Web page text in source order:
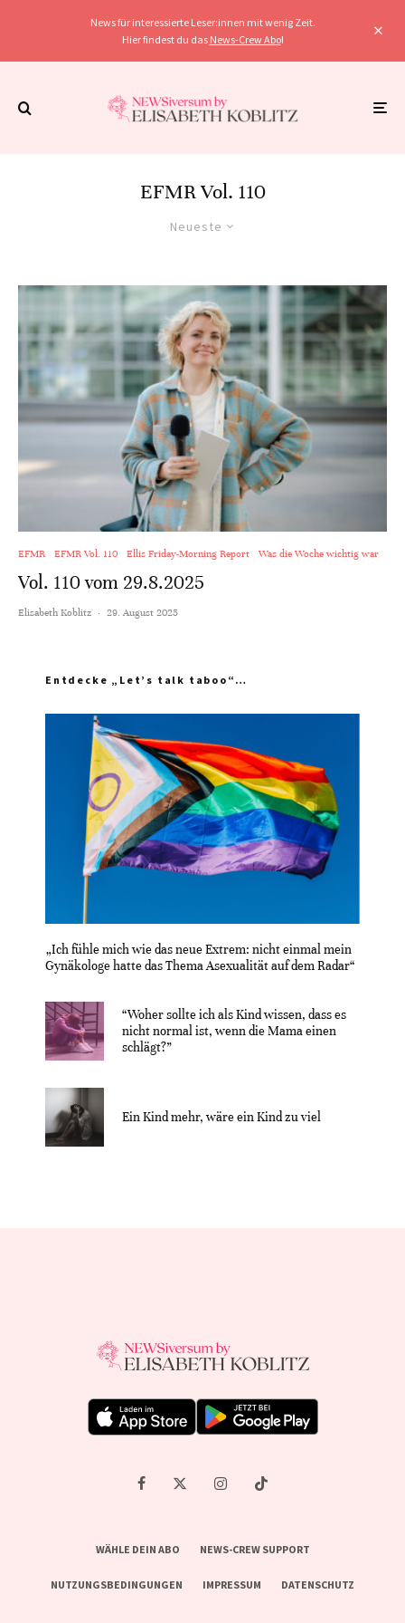
News für interessierte Leser:innen mit wenig Zeit.
Hier findest du das News-Crew Abo!
EFMR Vol. 110
Neueste
EFMR EFMR Vol. 110 Ellis Friday-Morning Report Was die Woche wichtig war
Vol. 110 vom 29.8.2025
Elisabeth Koblitz · 29. August 2025
Entdecke „Let’s talk taboo“…
„Ich fühle mich wie das neue Extrem: nicht einmal mein
Gynäkologe hatte das Thema Asexualität auf dem Radar“
“Woher sollte ich als Kind wissen, dass es
nicht normal ist, wenn die Mama einen
schlägt?”
Ein Kind mehr, wäre ein Kind zu viel
WÄHLE DEIN ABO NEWS-CREW SUPPORT
NUTZUNGSBEDINGUNGEN IMPRESSUM DATENSCHUTZ